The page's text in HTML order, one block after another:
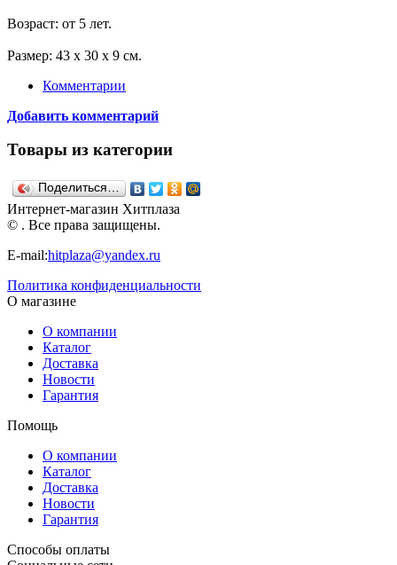
Возраст: от 5 лет.
Размер: 43 х 30 х 9 см.
Комментарии
Добавить комментарий
Товары из категории
Поделиться…
Интернет-магазин Хитплаза
© . Все права защищены.
E-mail:hitplaza@yandex.ru
Политика конфиденциальности
О магазине
О компании
Каталог
Доставка
Новости
Гарантия
Помощь
О компании
Каталог
Доставка
Новости
Гарантия
Способы оплаты